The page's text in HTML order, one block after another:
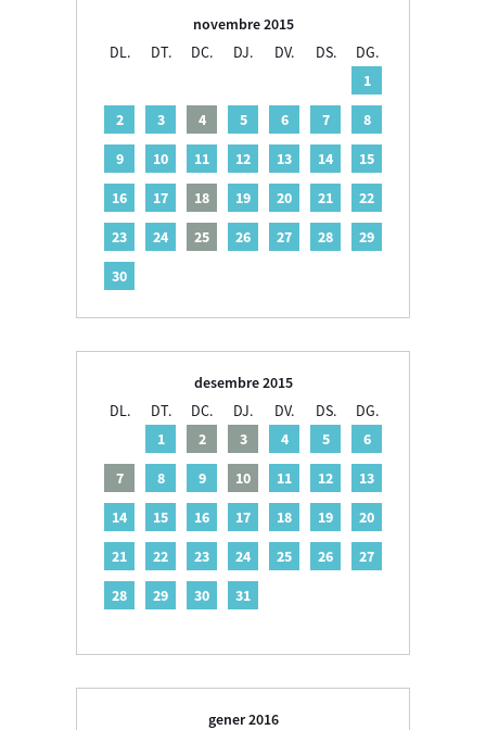
novembre 2015
DL.
DT. DC. DJ. DV. DS.
DG.
1
2
3 4 5 6 7
8
9
10 11 12 13 14
15
16
17 18 19 20 21
22
23
24 25 26 27 28
29
30
desembre 2015
DL.
DT. DC. DJ. DV. DS.
DG.
1
2 3 4 5
6
7
8 9 10 11 12
13
14
15 16 17 18 19
20
21
22 23 24 25 26
27
28
29 30 31
gener 2016